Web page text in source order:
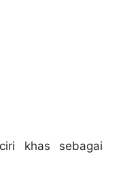
khas sebagai